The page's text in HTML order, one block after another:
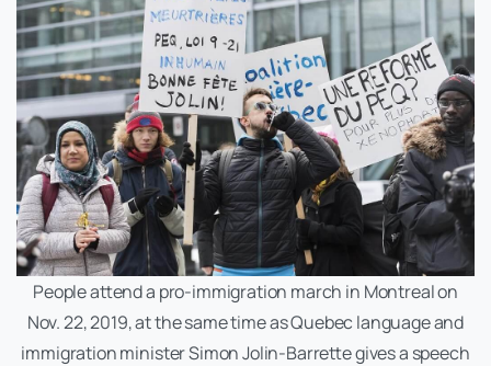
People attend a pro-immigration march in Montreal on
Nov. 22, 2019, at the same time as Quebec language and
immigration minister Simon Jolin-Barrette gives a speech